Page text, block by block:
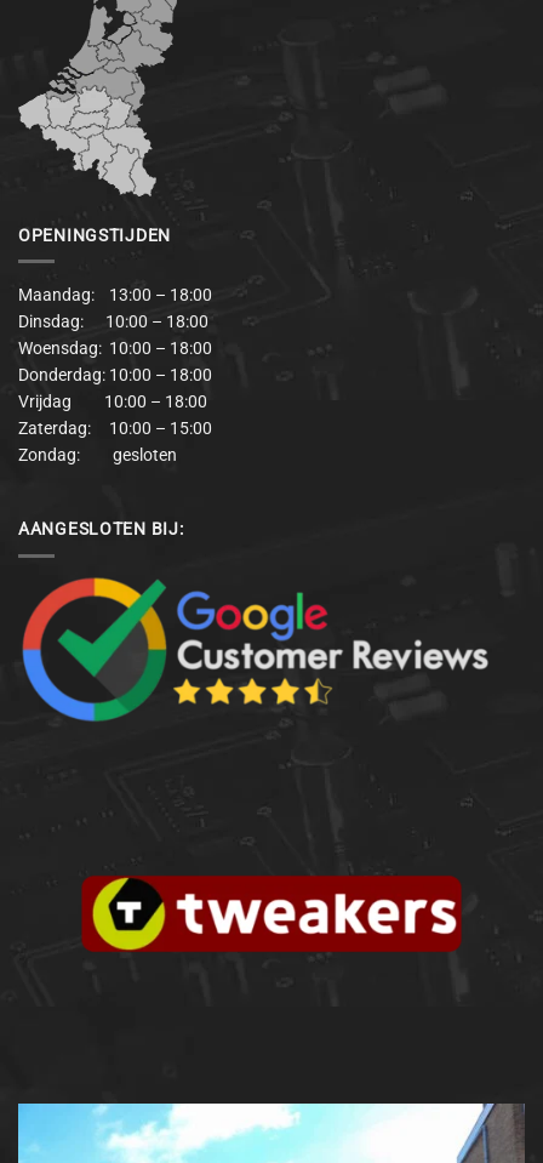
OPENINGSTIJDEN
Maandag: 13:00 – 18:00
Dinsdag: 10:00 – 18:00
Woensdag: 10:00 – 18:00
Donderdag: 10:00 – 18:00
Vrijdag 10:00 – 18:00
Zaterdag: 10:00 – 15:00
Zondag: gesloten
AANGESLOTEN BIJ: